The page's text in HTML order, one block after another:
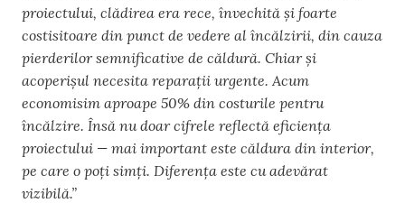
proiectului, clădirea era rece, învechită și foarte
costisitoare din punct de vedere al încălzirii, din cauza
pierderilor semnificative de căldură. Chiar și
acoperișul necesita reparații urgente. Acum
economisim aproape 50% din costurile pentru
încălzire. Însă nu doar cifrele reflectă eficiența
proiectului — mai important este căldura din interior,
pe care o poți simți. Diferența este cu adevărat
vizibilă.”